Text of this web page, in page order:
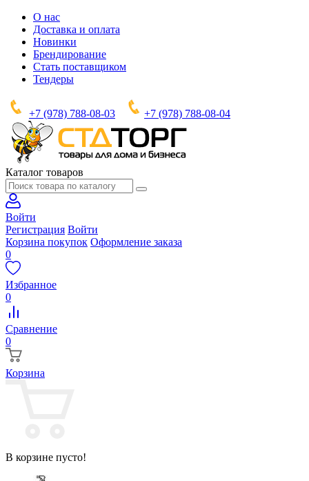
О нас
Доставка и оплата
Новинки
Брендирование
Стать поставщиком
Тендеры
+7 (978) 788-08-03 +7 (978) 788-08-04
Каталог товаров
Войти
Регистрация Войти
Корзина покупок Оформление заказа
0
Избранное
0
Сравнение
0
Корзина
В корзине пусто!